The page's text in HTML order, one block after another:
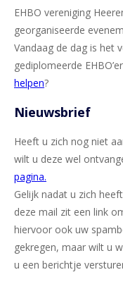
EHBO vereniging
georganiseerde
Vandaag de dag is het
gediplomeerde
helpen?
Nieuwsbrief
Heeft u zich nog niet
wilt u deze wel
pagina.
Gelijk nadat u zich
deze mail zit een link
hiervoor ook uw
gekregen, maar wilt u
u een berichtje